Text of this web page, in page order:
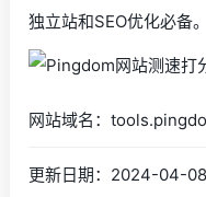
独立站和SEO优化必备
网站域名：
更新日期：2024-04-08